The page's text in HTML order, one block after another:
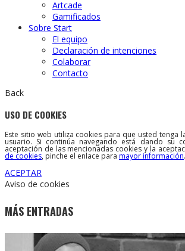
Artcade
Gamificados
Sobre Start
El equipo
Declaración de intenciones
Colaborar
Contacto
Back
USO DE COOKIES
Este sitio web utiliza cookies para que usted tenga
usuario. Si continúa navegando está dando su
aceptación de las mencionadas cookies y la
de cookies, pinche el enlace para mayor información.
ACEPTAR
Aviso de cookies
MÁS ENTRADAS